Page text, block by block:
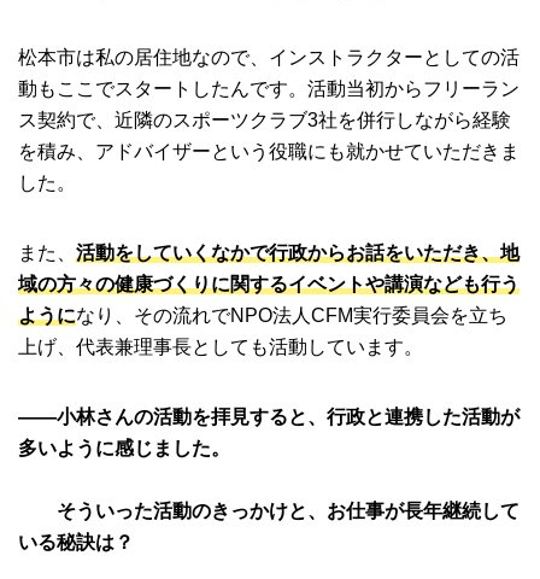
松本市は私の居住地なので、インストラクターとしての活
動もここでスタートしたんです。活動当初からフリーラン
ス契約で、近隣のスポーツクラブ3社を併行しながら経験
を積み、アドバイザーという役職にも就かせていただきま
した。
また、 活動をしていくなかで行政からお話をいただき、地
域の方々の健康づくりに関するイベントや講演なども行う
ようになり、その流れでNPO法人CFM実行委員会を立ち
上げ、代表兼理事長としても活動しています。
――小林さんの活動を拝見すると、行政と連携した活動が
多いように感じました。
そういった活動のきっかけと、お仕事が長年継続して
いる秘訣は？